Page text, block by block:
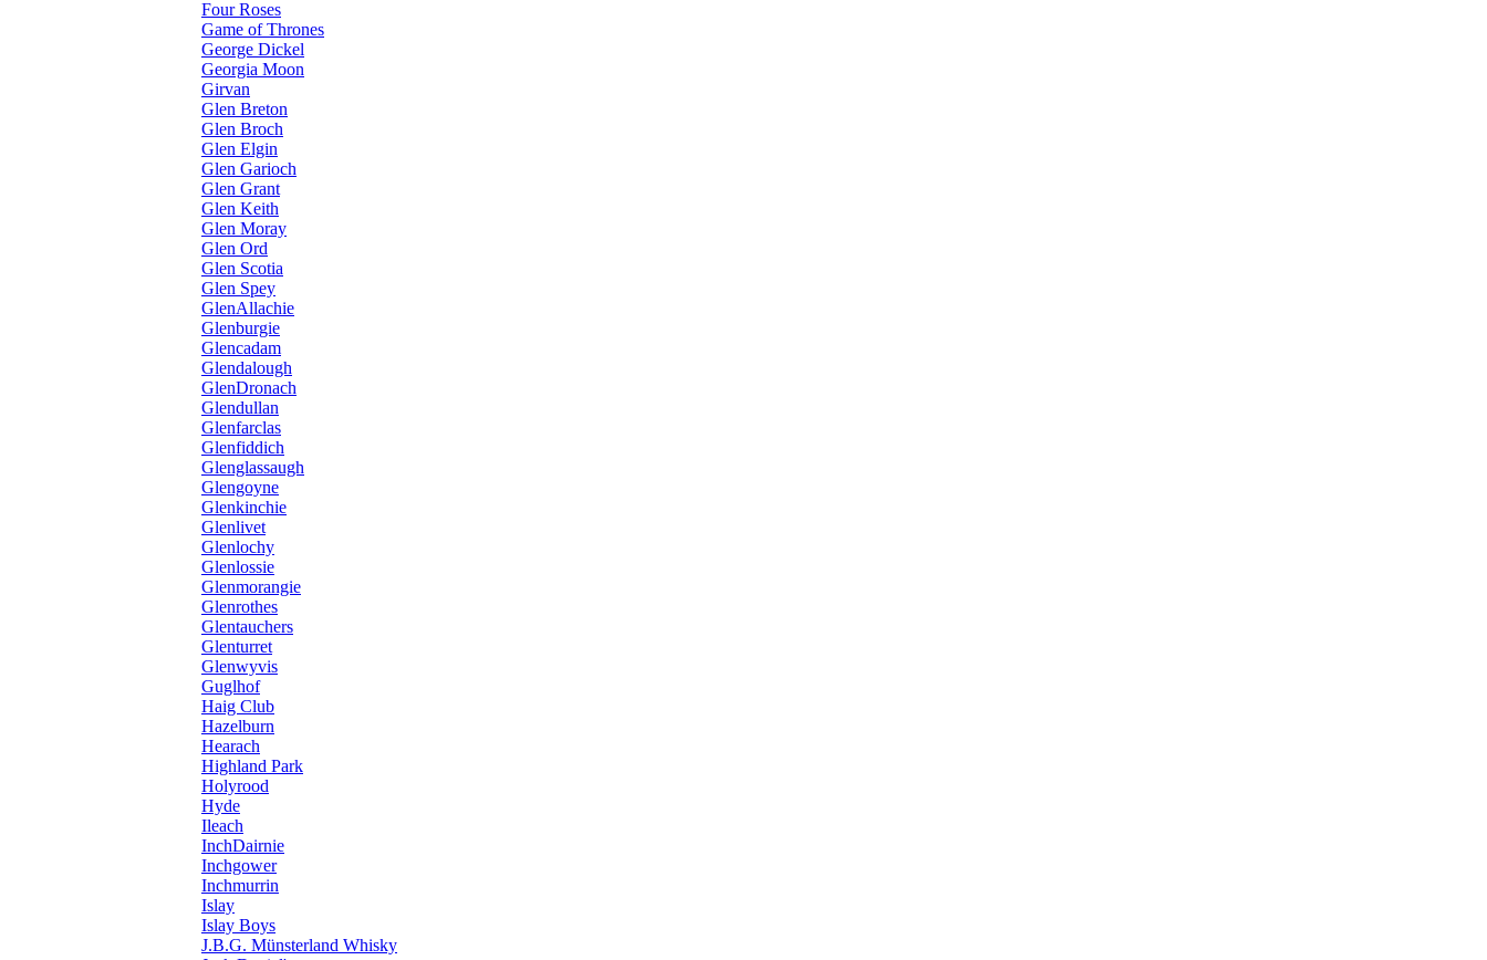
Four Roses
Game of Thrones
George Dickel
Georgia Moon
Girvan
Glen Breton
Glen Broch
Glen Elgin
Glen Garioch
Glen Grant
Glen Keith
Glen Moray
Glen Ord
Glen Scotia
Glen Spey
GlenAllachie
Glenburgie
Glencadam
Glendalough
GlenDronach
Glendullan
Glenfarclas
Glenfiddich
Glenglassaugh
Glengoyne
Glenkinchie
Glenlivet
Glenlochy
Glenlossie
Glenmorangie
Glenrothes
Glentauchers
Glenturret
Glenwyvis
Guglhof
Haig Club
Hazelburn
Hearach
Highland Park
Holyrood
Hyde
Ileach
InchDairnie
Inchgower
Inchmurrin
Islay
Islay Boys
J.B.G. Münsterland Whisky